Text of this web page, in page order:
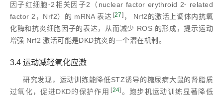
因子红细胞⁃2相关因子2（nuclear factor erythroid 2⁃ related
factor 2，Nrf2）的 mRNA 表达 [27] ， Nrf2的激活上调体内抗氧
化酶和抗炎细胞因子的表达，从而减少 ROS 的形成，提示运动
增强 Nrf2 激活可能是DKD抗炎的一个潜在机制。
3.4 运动减轻氧化应激
研究发现，运动训练能降低STZ诱导的糖尿病大鼠的肾脂质
过氧化，促进DKD的保护作用 [24]。跑步机运动训练显著降低